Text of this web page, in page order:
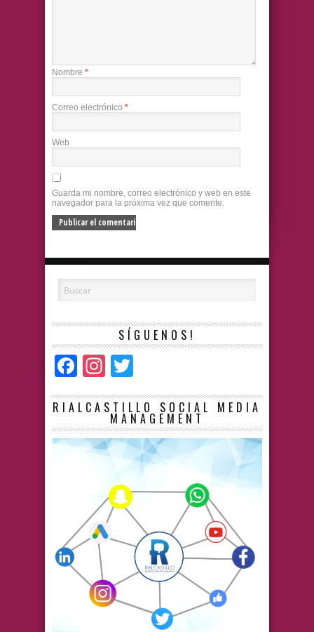
Nombre *
Correo electrónico *
Web
Guarda mi nombre, correo electrónico y web en este
navegador para la próxima vez que comente.
SÍGUENOS!
Facebook
Instagram
RIALCASTILLO SOCIAL MEDIA
MANAGEMENT